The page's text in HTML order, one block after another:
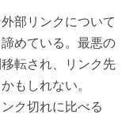
部リンクについて
めている。最悪の
転され、リンク先
もしれない。
ク切れに比べる